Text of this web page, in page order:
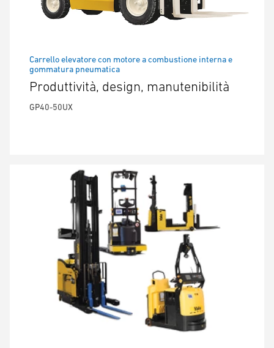
Carrello elevatore con motore a combustione interna e
gommatura pneumatica
Produttività, design, manutenibilità
GP40-50UX